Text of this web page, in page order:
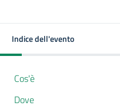
Indice dell'evento
Cos'è
Dove